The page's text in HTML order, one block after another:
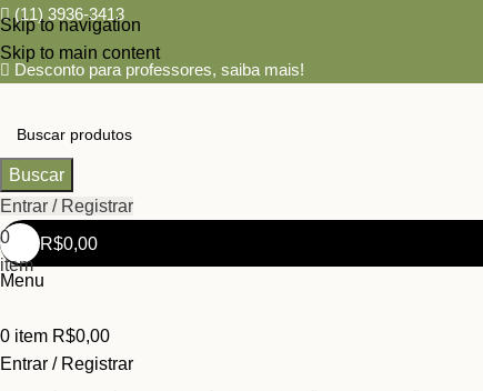
Skip to navigation
Skip to main content
(11) 3936-3413
Desconto para professores, saiba mais!
Buscar
Entrar / Registrar
0
item
R$0,00
Menu
0 item R$0,00
Entrar / Registrar